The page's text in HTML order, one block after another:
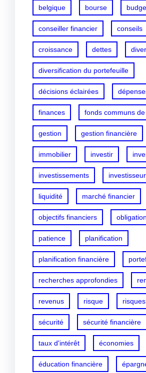
belgique bourse
conseiller financier conseils
croissance dettes
diversification du portefeuille
décisions éclairées
finances fonds communs
gestion gestion financière
immobilier investir
investissements
liquidité marché financier
objectifs financiers
patience planification
planification financière
recherches approfondies
revenus risque risques
sécurité sécurité financière
taux d'intérêt économies
éducation financière